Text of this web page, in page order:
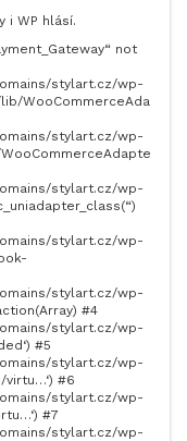
i WP hlásí.
not
stylart.cz/wp-
WooCommerceAda
stylart.cz/wp-
stylart.cz/wp-
stylart.cz/wp-
stylart.cz/wp-
#4
stylart.cz/wp-
#5
stylart.cz/wp-
virtu…‘) #6
stylart.cz/wp-
#7
stylart.cz/wp-